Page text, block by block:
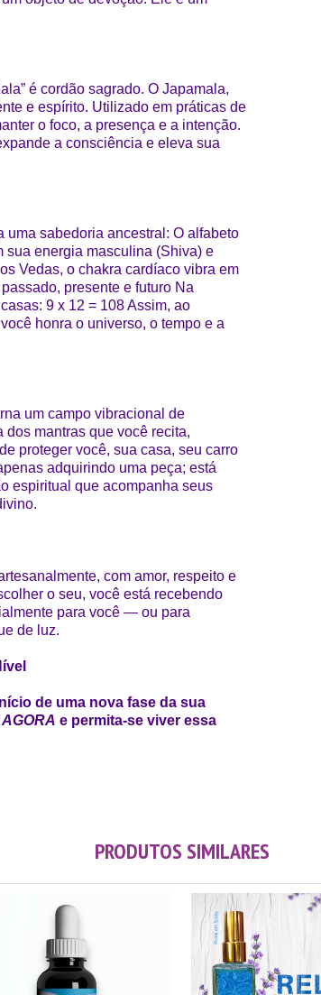
é cordão sagrado. O Japamala,
e espírito. Utilizado em práticas de
o foco, a presença e a intenção.
a consciência e eleva sua
uma sabedoria ancestral: O alfabeto
sua energia masculina (Shiva) e
Vedas, o chakra cardíaco vibra em
presente e futuro Na
9 x 12 = 108 Assim, ao
honra o universo, o tempo e a
um campo vibracional de
mantras que você recita,
proteger você, sua casa, seu carro
adquirindo uma peça; está
espiritual que acompanha seus
com amor, respeito e
o seu, você está recebendo
para você — ou para
de luz.
de uma nova fase da sua
e permita-se viver essa
PRODUTOS SIMILARES